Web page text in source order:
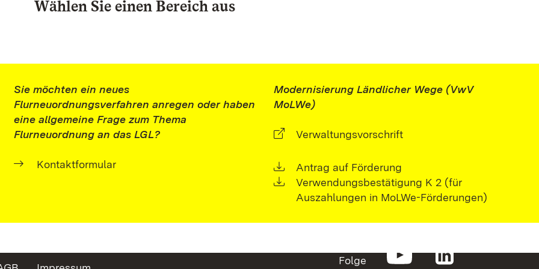
Wählen Sie einen Bereich aus
Sie möchten ein neues
Flurneuordnungsverfahren anregen oder haben
eine allgemeine Frage zum Thema
Flurneuordnung an das LGL?
Kontaktformular
Modernisierung Ländlicher Wege (VwV
MoLWe)
Verwaltungsvorschrift
Antrag auf Förderung
Verwendungsbestätigung K 2 (für
Auszahlungen in MoLWe-Förderungen)
Folge